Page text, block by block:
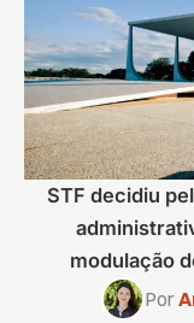
STF decidiu
modulação
Por